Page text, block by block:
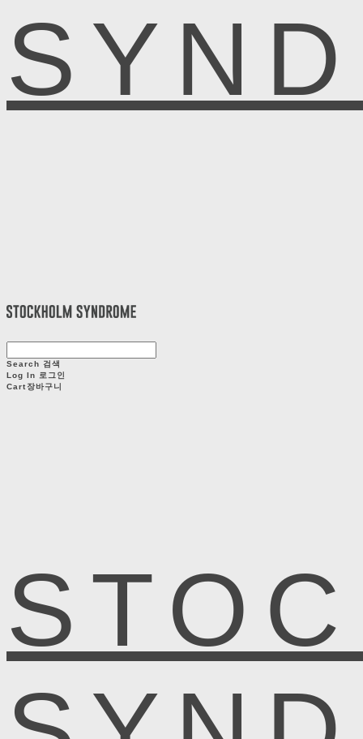
Search 검색
Log In 로그인
Cart장바구니